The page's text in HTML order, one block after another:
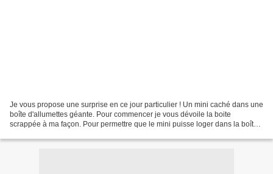
Je vous propose une surprise en ce jour particulier ! Un mini caché dans une
boîte d'allumettes géante. Pour commencer je vous dévoile la boite
scrappée à ma façon. Pour permettre que le mini puisse loger dans la boîte,